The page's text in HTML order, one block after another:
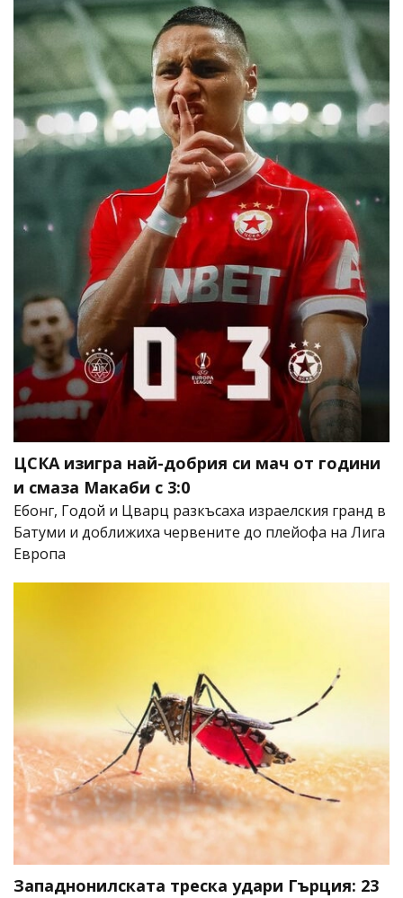
ЦСКА изигра най-добрия си мач от години
и смаза Макаби с 3:0
Ебонг, Годой и Цварц разкъсаха израелския гранд в
Батуми и доближиха червените до плейофа на Лига
Европа
Западнонилската треска удари Гърция: 23